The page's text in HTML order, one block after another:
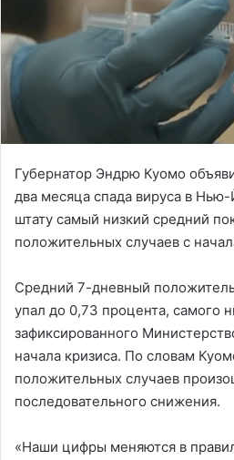
Губернатор Эндрю Куомо
два месяца спада вируса в
штату самый низкий средний
положительных случаев с
Средний 7-дневный
упал до 0,73 процента, самого
зафиксированного
начала кризиса. По словам
положительных случаев
последовательного снижения.
«Наши цифры меняются в